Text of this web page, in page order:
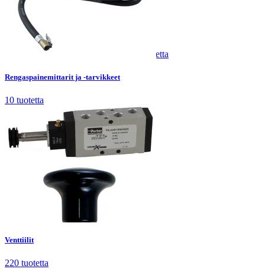
Rengaspainemittarit ja -tarvikkeet tuotetta
Rengaspainemittarit ja -tarvikkeet
10 tuotetta
tuotetta
Venttiilit
220 tuotetta